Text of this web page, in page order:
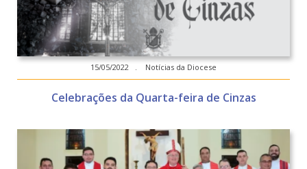
15/05/2022 . Notícias da Diocese
Celebrações da Quarta-feira de Cinzas